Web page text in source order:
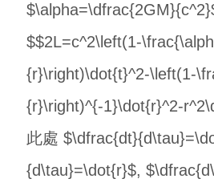
$$2L=c^2\left(1-
{r}\right)\dot{t}^2-\left(1-
{r}\right)^{-1}\dot{r}^2-
此處
{d\tau}=\dot{r}$,